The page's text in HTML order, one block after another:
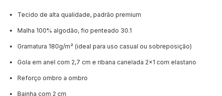
Tecido de alta qualidade, padrão premium
Malha 100% algodão, fio penteado 30.1
Gramatura 180g/m² (ideal para uso casual ou sobreposição)
Gola em anel com 2,7 cm e ribana canelada 2x1 com elastano
Reforço ombro a ombro
Bainha com 2 cm